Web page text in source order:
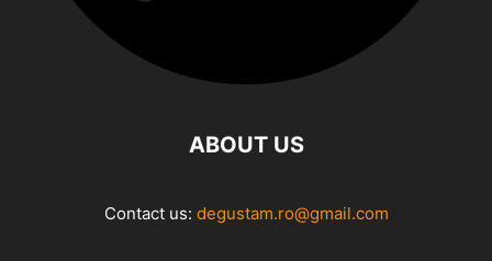
ABOUT US
Contact us: degustam.ro@gmail.com